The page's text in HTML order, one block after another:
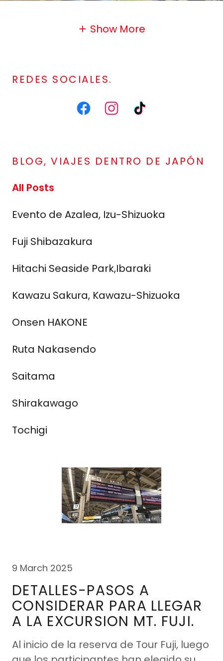
Show More
REDES SOCIALES.
BLOG, VIAJES DENTRO DE JAPÓN
All Posts
Evento de Azalea, Izu-Shizuoka
Fuji Shibazakura
Hitachi Seaside Park,Ibaraki
Kawazu Sakura, Kawazu-Shizuoka
Onsen HAKONE
Ruta Nakasendo
Saitama
Shirakawago
Tochigi
9 March 2025
DETALLES-PASOS A
CONSIDERAR PARA LLEGAR
A LA EXCURSION MT. FUJI.
Al inicio de la reserva de Tour Fuji, luego